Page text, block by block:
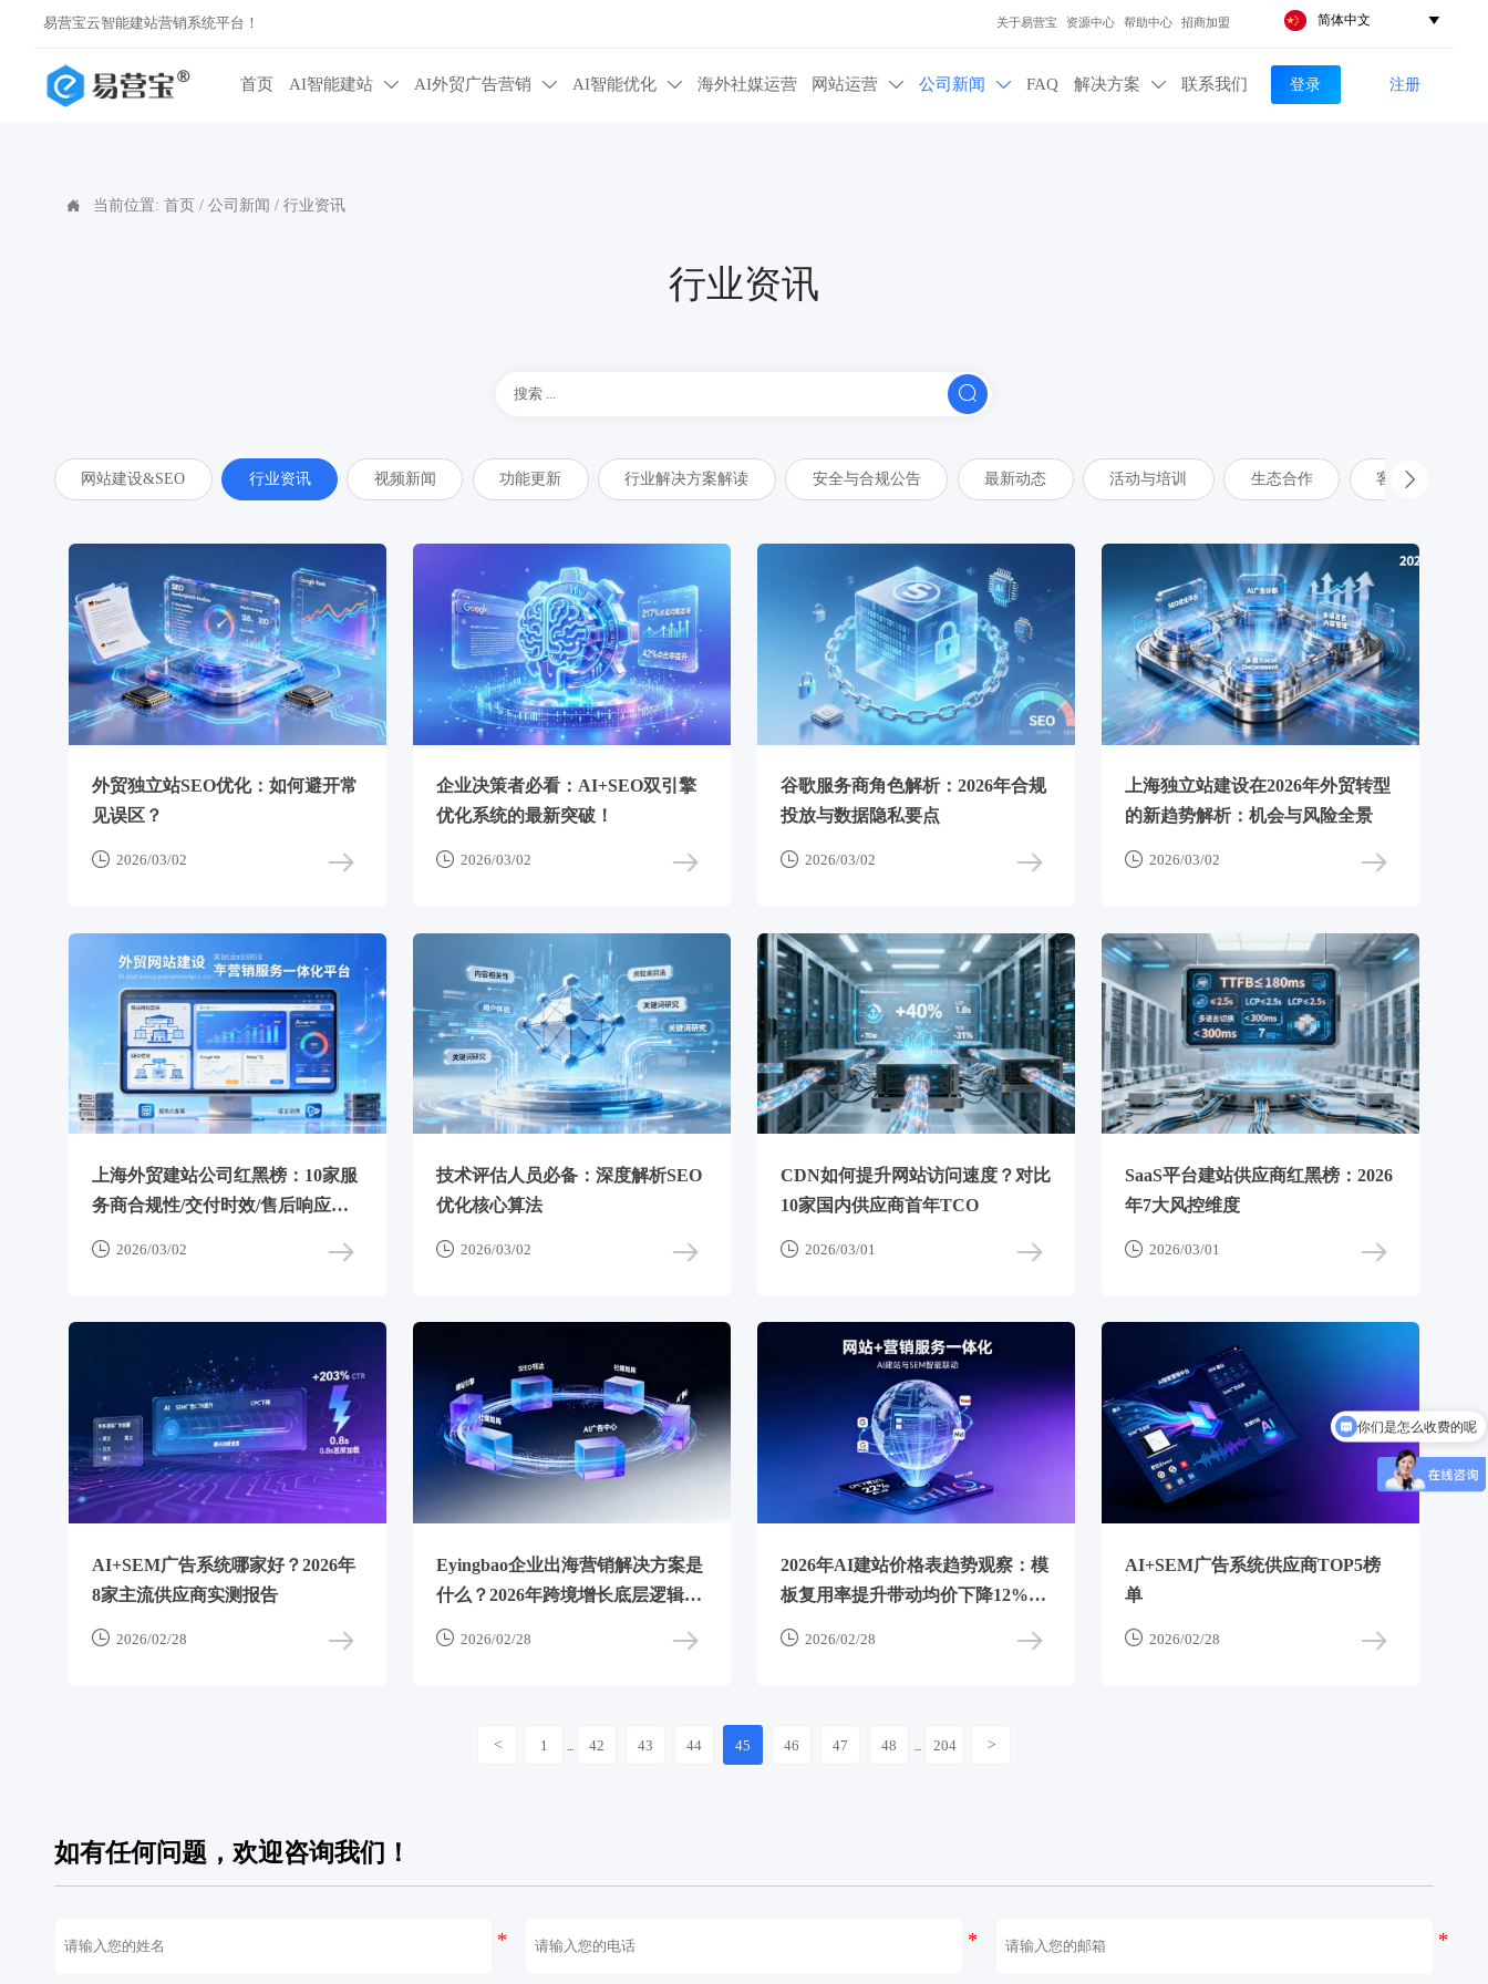
易营宝云智能建站营销系统平台！ 关于易营宝 资源中心 帮助中心 招商加盟 简体中文 
首页 AI智能建站  AI外贸广告营销  AI智能优化  海外社媒运营 网站运营  公司新闻  FAQ 解决方案  联系我们 登录 注册
 当前位置: 首页/ 公司新闻 / 行业资讯
行业资讯

网站建设&SEO 行业资讯 视频新闻 功能更新 行业解决方案解读 安全与合规公告 最新动态 活动与培训 生态合作 客户案例

外贸独立站SEO优化：如何避开常
见误区？
 2026/03/02
企业决策者必看：AI+SEO双引擎
优化系统的最新突破！
 2026/03/02
谷歌服务商角色解析：2026年合规
投放与数据隐私要点
 2026/03/02
上海独立站建设在2026年外贸转型
的新趋势解析：机会与风险全景
 2026/03/02
上海外贸建站公司红黑榜：10家服
务商合规性/交付时效/售后响应深
 2026/03/02
技术评估人员必备：深度解析SEO
优化核心算法
 2026/03/02
CDN如何提升网站访问速度？对比
10家国内供应商首年TCO
 2026/03/01
SaaS平台建站供应商红黑榜：2026
年7大风控维度
 2026/03/01
AI+SEM广告系统哪家好？2026年
8家主流供应商实测报告
 2026/02/28
Eyingbao企业出海营销解决方案是
什么？2026年跨境增长底层逻辑解
析
 2026/02/28
2026年AI建站价格表趋势观察：模
板复用率提升带动均价下降12%，
但SEM联动模块溢价超35%
 2026/02/28
AI+SEM广告系统供应商TOP5榜
单
 2026/02/28
< 1 ... 42 43 44 45 46 47 48 ... 204 >
如有任何问题，欢迎咨询我们！
现在有优惠活动吗